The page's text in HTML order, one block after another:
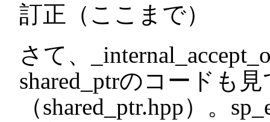
訂正（ここまで）
さて、
shared_ptrのコードも
（shared_ptr.hpp）。